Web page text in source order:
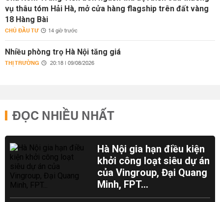
vụ thâu tóm Hải Hà, mở cửa hàng flagship trên đất vàng
18 Hàng Bài
CHỦ ĐẦU TƯ 14 giờ trước
Nhiều phòng trọ Hà Nội tăng giá
THỊ TRƯỜNG 20:18 | 09/08/2026
ĐỌC NHIỀU NHẤT
Hà Nội gia hạn điều kiện
khởi công loạt siêu dự án
của Vingroup, Đại Quang
Minh, FPT...